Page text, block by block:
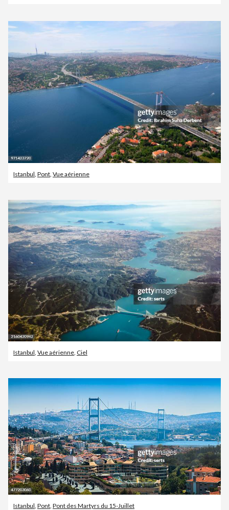
Istanbul Pont Vue aérienne
Istanbul Vue aérienne Ciel
Istanbul Pont Pont des Martyrs du 15-Juillet